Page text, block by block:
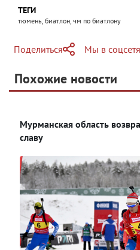
ТЕГИ
тюмень, биатлон, чм по биатлону
Поделиться
Telegram
Одноклассники
Мы в
Яндекс
Похожие новости
Мурманская область
славу